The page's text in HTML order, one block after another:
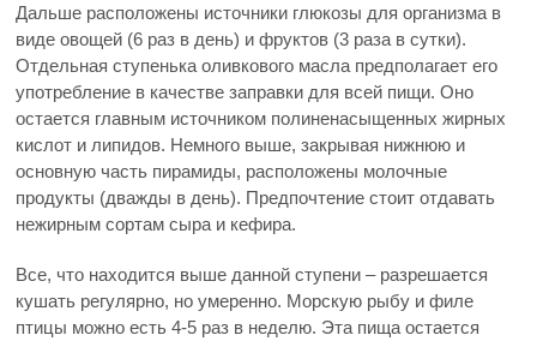
Дальше расположены источники глюкозы для организма в
виде овощей (6 раз в день) и фруктов (3 раза в сутки).
Отдельная ступенька оливкового масла предполагает его
употребление в качестве заправки для всей пищи. Оно
остается главным источником полиненасыщенных жирных
кислот и липидов. Немного выше, закрывая нижнюю и
основную часть пирамиды, расположены молочные
продукты (дважды в день). Предпочтение стоит отдавать
нежирным сортам сыра и кефира.
Все, что находится выше данной ступени – разрешается
кушать регулярно, но умеренно. Морскую рыбу и филе
птицы можно есть 4-5 раз в неделю. Эта пища остается